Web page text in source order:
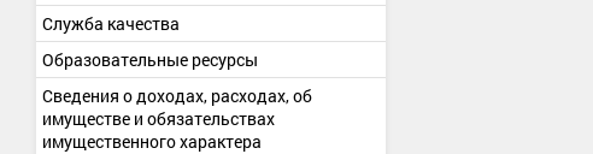
Служба качества
Образовательные ресурсы
Сведения о доходах, расходах, об
имуществе и обязательствах
имущественного характера